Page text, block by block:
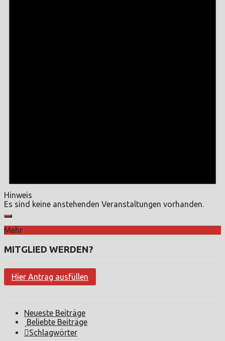
Hinweis
Es sind keine anstehenden Veranstaltungen vorhanden.
Mehr
MITGLIED WERDEN?
Hier Antrag ausfüllen
Neueste Beiträge
Beliebte Beiträge
Schlagwörter